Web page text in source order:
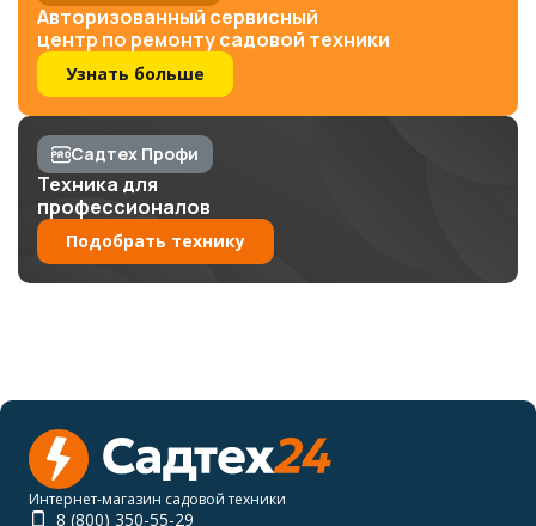
Авторизованный сервисный
центр по ремонту садовой техники
Узнать больше
Садтех Профи
Техника для
профессионалов
Подобрать технику
Интернет-магазин садовой техники
8 (800) 350-55-29